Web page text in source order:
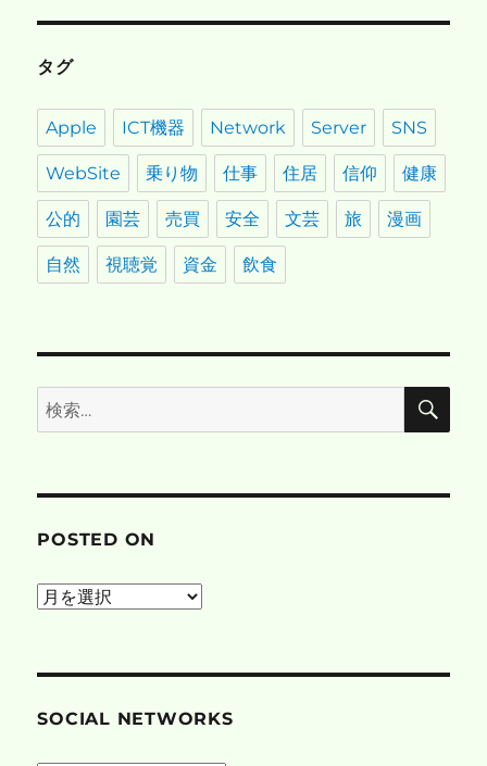
ン
タグ
Apple ICT機器 Network Server SNS
WebSite 乗り物 仕事 住居 信仰 健康
公的 園芸 売買 安全 文芸 旅 漫画
自然 視聴覚 資金 飲食
検
索:
検
POSTED ON
posted
SOCIAL NETWORKS